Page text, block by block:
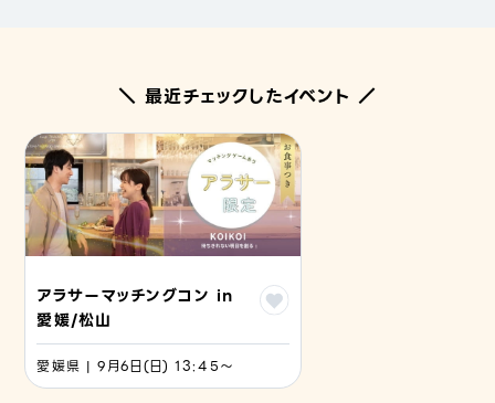
＼ 最近チェックしたイベント ／
アラサーマッチングコン in
愛媛/松山
愛媛県 | 9月6日(日) 13:45〜